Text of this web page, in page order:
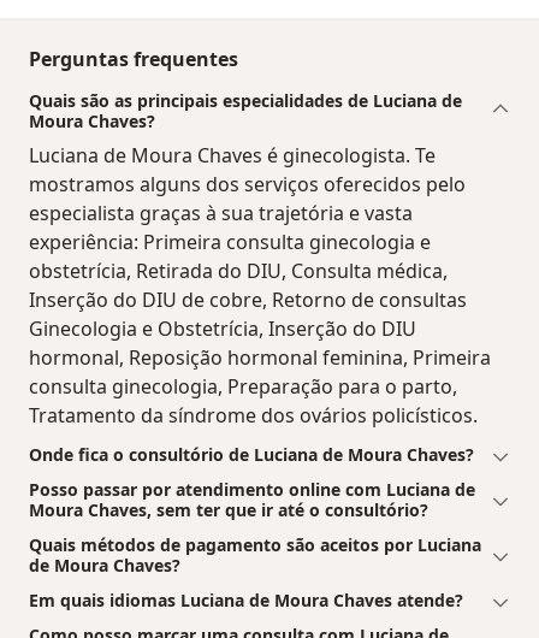
Perguntas frequentes
Quais são as principais especialidades de Luciana de
Moura Chaves?
Luciana de Moura Chaves é ginecologista. Te
mostramos alguns dos serviços oferecidos pelo
especialista graças à sua trajetória e vasta
experiência: Primeira consulta ginecologia e
obstetrícia, Retirada do DIU, Consulta médica,
Inserção do DIU de cobre, Retorno de consultas
Ginecologia e Obstetrícia, Inserção do DIU
hormonal, Reposição hormonal feminina, Primeira
consulta ginecologia, Preparação para o parto,
Tratamento da síndrome dos ovários policísticos.
Onde fica o consultório de Luciana de Moura Chaves?
Posso passar por atendimento online com Luciana de
Moura Chaves, sem ter que ir até o consultório?
Quais métodos de pagamento são aceitos por Luciana
de Moura Chaves?
Em quais idiomas Luciana de Moura Chaves atende?